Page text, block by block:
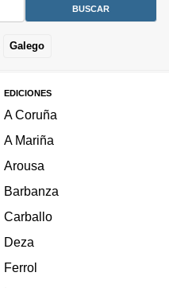
Galego
EDICIONES
A Coruña
A Mariña
Arousa
Barbanza
Carballo
Deza
Ferrol